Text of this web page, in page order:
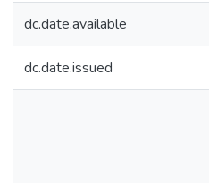
dc.date.available
dc.date.issued